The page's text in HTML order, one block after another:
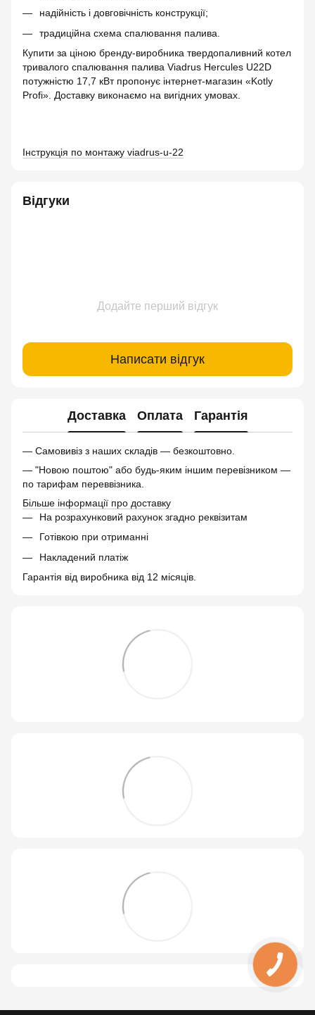
надійність і довговічність конструкції;
традиційна схема спалювання палива.
Купити за ціною бренду-виробника твердопаливний котел
тривалого спалювання палива Viadrus Hercules U22D
потужністю 17,7 кВт пропонує інтернет-магазин «Kotly
Profi». Доставку виконаємо на вигідних умовах.
Інструкція по монтажу viadrus-u-22
Відгуки
Додайте перший відгук
Написати відгук
Доставка Оплата Гарантія
— Самовивіз з наших складів — безкоштовно.
— "Новою поштою" або будь-яким іншим перевізником —
по тарифам переввізника.
Більше інформації про доставку
На розрахунковий рахунок згадно реквізитам
Готівкою при отриманні
Накладений платіж
Гарантія від виробника від 12 місяців.